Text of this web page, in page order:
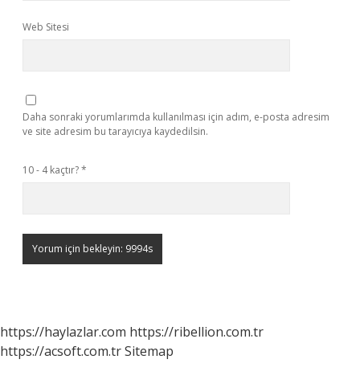
Web Sitesi
Daha sonraki yorumlarımda kullanılması için adım, e-posta adresim
ve site adresim bu tarayıcıya kaydedilsin.
10 - 4 kaçtır?*
https://haylazlar.com https://ribellion.com.tr
https://acsoft.com.trSitemap